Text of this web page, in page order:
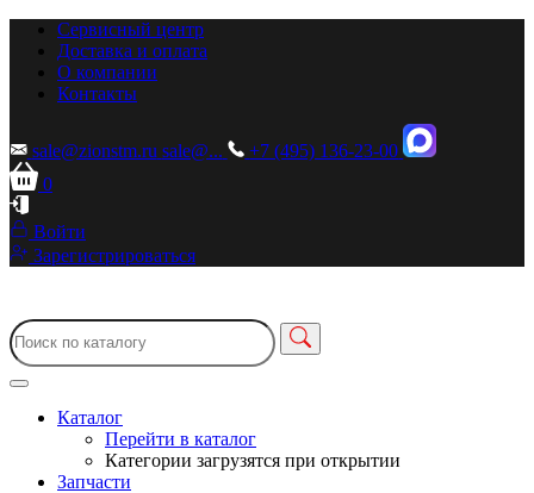
Сервисный центр
Доставка и оплата
О компании
Контакты
sale@zionstm.ru sale@...
+7 (495) 136-23-00
0
Войти
Зарегистрироваться
Каталог
Перейти в каталог
Категории загрузятся при открытии
Запчасти